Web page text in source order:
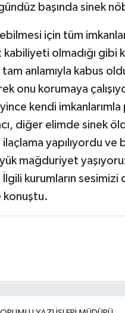
başında sinek
için tüm
olmadığı gibi
tam anlamıyla kabus
onu korumaya
kendi
diğer elimde sinek
yapılıyordu
mağduriyet
kurumların sesimizi
konuştu.